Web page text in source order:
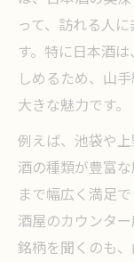
沿線の
居酒屋
仕事帰りな
る
忙しい
し
山手線
居酒屋
って、訪れる人
す。特に日本酒
しめるため、山
大きな魅力です。
例えば、池袋や
酒の種類が豊富
まで幅広く満足
酒屋のカウンタ
銘柄を聞くのも